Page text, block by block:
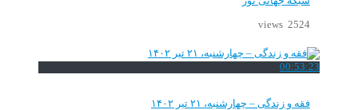
2524 views
00:53:23
فقه و زندگی – چهارشنبه، ۲۱ تیر ۱۴۰۲